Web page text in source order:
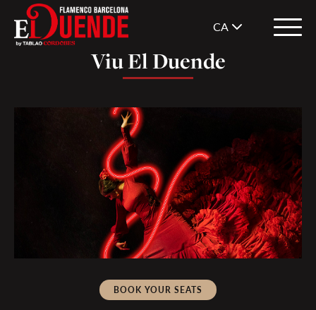
CA
Viu El Duende
BOOK YOUR SEATS